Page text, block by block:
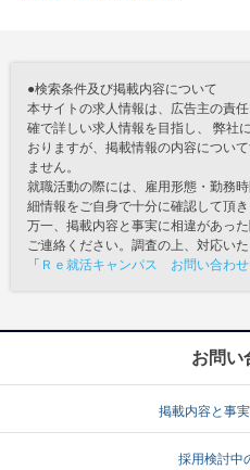
●検索条件及び掲載内容について
本サイトの求人情報は、広告主の責
確で詳しい求人情報を目指し、 弊社
おりますが、掲載情報の内容につい
ません。
就職活動の際には、雇用形態・勤務
細情報をご自身で十分に確認して頂
万一、掲載内容と事実に相違があっ
ご連絡ください。調査の上、対応いた
「 Ｒｅ就活キャンパス お問い合わ
お問い
掲載内容と事
採用検討中